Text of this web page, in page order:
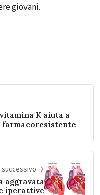
giovani.
K aiuta a
farmacoresistente
successivo →
aggravata
iperattive